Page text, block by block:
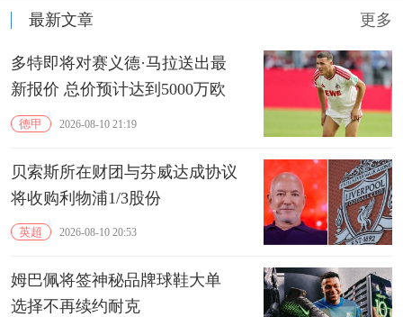
最新文章 更多
多特即将对赛义德·马拉送出最
新报价 总价预计达到5000万欧
德甲 2026-08-10 21:19
贝索斯所在财团与芬威达成协议
将收购利物浦1/3股份
英超 2026-08-10 20:53
姆巴佩将签神秘品牌球鞋大单
选择不再续约耐克